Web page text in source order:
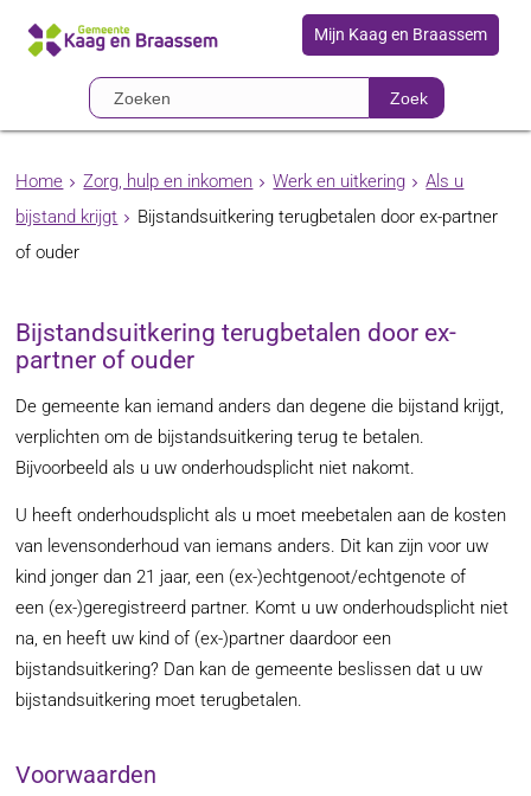
Mijn Kaag en Braassem
Zoek
Home Zorg, hulp en inkomen Werk en uitkering
Als u
bijstand krijgt
Bijstandsuitkering terugbetalen door ex-partner
of ouder
Bijstandsuitkering terugbetalen door ex-
partner of ouder
De gemeente kan iemand anders dan degene die bijstand krijgt,
verplichten om de bijstandsuitkering terug te betalen.
Bijvoorbeeld als u uw onderhoudsplicht niet nakomt.
U heeft onderhoudsplicht als u moet meebetalen aan de kosten
van levensonderhoud van iemans anders. Dit kan zijn voor uw
kind jonger dan 21 jaar, een (ex-)echtgenoot/echtgenote of
een (ex-)geregistreerd partner. Komt u uw onderhoudsplicht niet
na, en heeft uw kind of (ex-)partner daardoor een
bijstandsuitkering? Dan kan de gemeente beslissen dat u uw
bijstandsuitkering moet terugbetalen.
Voorwaarden